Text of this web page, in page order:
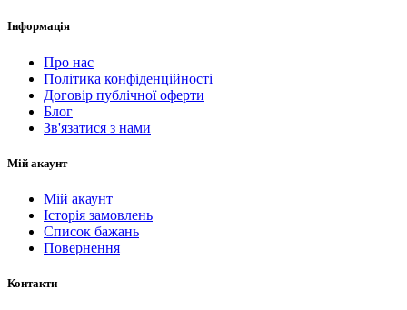
Інформація
Про нас
Політика конфіденційності
Договір публічної оферти
Блог
Зв'язатися з нами
Мій акаунт
Мій акаунт
Історія замовлень
Список бажань
Повернення
Контакти